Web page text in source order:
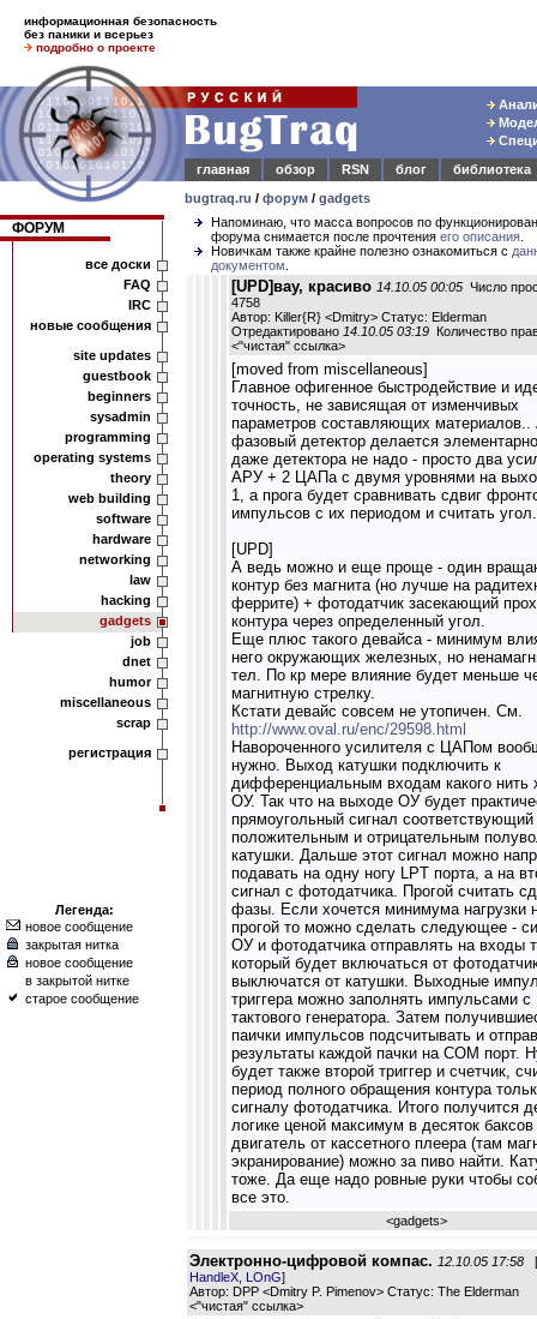
информационная безопасность
без паники и всерьез
подробно о проекте
главная
обзор RSN блог
библиотека
bugtraq.ru / форум / gadgets
ФОРУМ
все доски
FAQ
IRC
новые сообщения
site updates
guestbook
beginners
sysadmin
programming
operating systems
theory
web building
software
hardware
networking
law
hacking
gadgets
job
dnet
humor
miscellaneous
scrap
регистрация
Легенда:
новое сообщение
закрытая нитка
новое сообщение
в закрытой нитке
старое сообщение
Напоминаю, что масса вопросов по
форума снимается после прочтения его описания
Новичкам также крайне полезно ознакомиться с
документом
[UPD]вау, красиво 14.10.05 00:05 Число
4758
Автор: Killer{R} <Dmitry> Статус: Elderman
Отредактировано 14.10.05 03:19 Количество
<"чистая" ссылка>
[moved from miscellaneous]
Главное офигенное быстродействие и
точность, не зависящая от изменчивых
параметров составляющих материалов..
фазовый детектор делается
даже детектора не надо - просто два
АРУ + 2 ЦАПа с двумя уровнями на
1, а прога будет сравнивать сдвиг
импульсов с их периодом и считать угол.
[UPD]
А ведь можно и еще проще - один
контур без магнита (но лучше на
феррите) + фотодатчик засекающий
контура через определенный угол.
Еще плюс такого девайса - минимум
него окружающих железных, но
тел. По кр мере влияние будет меньше
магнитную стрелку.
Кстати девайс совсем не утопичен. См.
http://www.oval.ru/enc/29598.html
Навороченного усилителя с ЦАПом
нужно. Выход катушки подключить к
дифференциальным входам какого нить
ОУ. Так что на выходе ОУ будет
прямоугольный сигнал соответствующий
положительным и отрицательным
катушки. Дальше этот сигнал можно
подавать на одну ногу LPT порта, а на
сигнал с фотодатчика. Прогой считать
фазы. Если хочется минимума нагрузки
прогой то можно сделать следующее -
ОУ и фотодатчика отправлять на входы
который будет включаться от
выключатся от катушки. Выходные
триггера можно заполнять импульсами с
тактового генератора. Затем
паички импульсов подсчитывать и
результаты каждой пачки на COM порт.
будет также второй триггер и счетчик,
период полного обращения контура
сигналу фотодатчика. Итого получится
логике ценой максимум в десяток
двигатель от кассетного плеера (там
экранирование) можно за пиво найти.
тоже. Да еще надо ровные руки чтобы
все это.
<gadgets>
Электронно-цифровой компас. 12.10.05 17:58 [
HandleX LOnG]
Автор: DPP <Dmitry P. Pimenov> Статус: The Elderman
<"чистая" ссылка>